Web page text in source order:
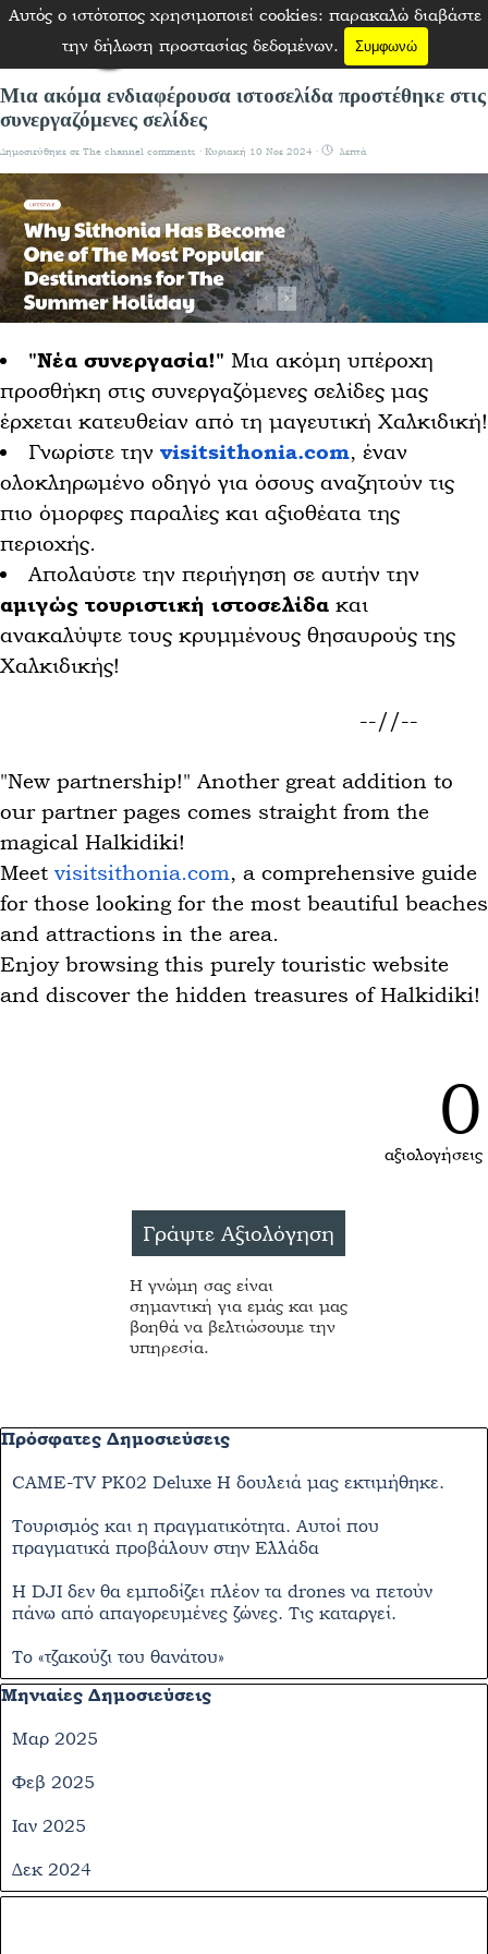
Αυτός ο ιστότοπος χρησιμοποιεί cookies: παρακαλώ διαβάστε
την δήλωση προστασίας δεδομένων.
Συμφωνώ
Μετάβαση στο περιεχόμενο
Παράλειψη μενού
Μια ακόμα ενδιαφέρουσα ιστοσελίδα προστέθηκε στις
συνεργαζόμενες σελίδες
Δημοσιεύθηκε σε The channel comments · Κυριακή 10 Νοε 2024 · λεπτά
"Νέα συνεργασία!" Μια ακόμη υπέροχη
προσθήκη στις συνεργαζόμενες σελίδες μας
έρχεται κατευθείαν από τη μαγευτική Χαλκιδική!
Γνωρίστε την visitsithonia.com, έναν
ολοκληρωμένο οδηγό για όσους αναζητούν τις
πιο όμορφες παραλίες και αξιοθέατα της
περιοχής.
Απολαύστε την περιήγηση σε αυτήν την
αμιγώς τουριστική ιστοσελίδα και
ανακαλύψτε τους κρυμμένους θησαυρούς της
Χαλκιδικής!
--//--
"New partnership!" Another great addition to
our partner pages comes straight from the
magical Halkidiki!
Meet visitsithonia.com, a comprehensive guide
for those looking for the most beautiful beaches
and attractions in the area.
Enjoy browsing this purely touristic website
and discover the hidden treasures of Halkidiki!
0
αξιολογήσεις
Η γνώμη σας είναι
σημαντική για εμάς και μας
βοηθά να βελτιώσουμε την
υπηρεσία.
Παράλειψη μπλόκ Πρόσφατες Δημοσιεύσεις
Πρόσφατες Δημοσιεύσεις
CAME-TV PK02 Deluxe Η δουλειά μας εκτιμήθηκε.
Τουρισμός και η πραγματικότητα. Αυτοί που
πραγματικά προβάλουν στην Ελλάδα
Η DJI δεν θα εμποδίζει πλέον τα drones να πετούν
πάνω από απαγορευμένες ζώνες. Τις καταργεί.
Το «τζακούζι του θανάτου»
Παράλειψη μπλόκ Μηνιαίες Δημοσιεύσεις
Μηνιαίες Δημοσιεύσεις
Μαρ 2025
Φεβ 2025
Ιαν 2025
Δεκ 2024